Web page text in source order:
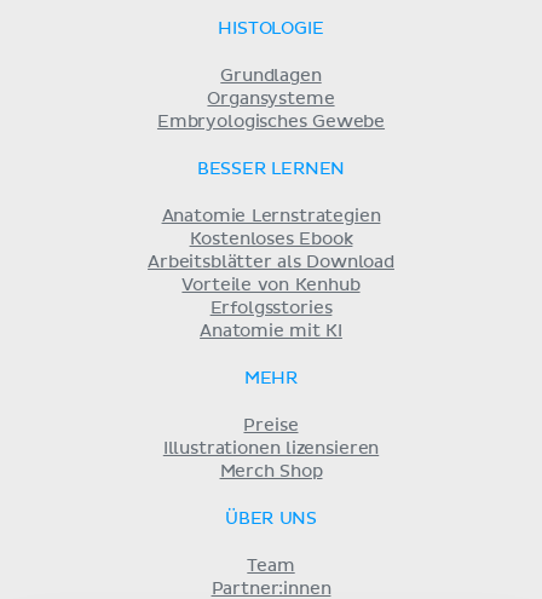
HISTOLOGIE
Grundlagen
Organsysteme
Embryologisches Gewebe
BESSER LERNEN
Anatomie Lernstrategien
Kostenloses Ebook
Arbeitsblätter als Download
Vorteile von Kenhub
Erfolgsstories
Anatomie mit KI
MEHR
Preise
Illustrationen lizensieren
Merch Shop
ÜBER UNS
Team
Partner:innen